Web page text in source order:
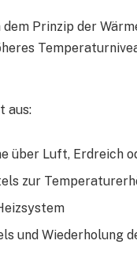
Prinzip der
aus:
über Luft, Erdreich
zur
und Wiederholung